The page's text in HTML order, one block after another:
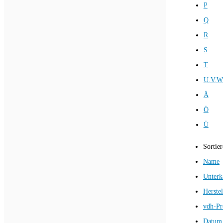
P
Q
R
S
T
Ä
Ö
Ü
Name
vdh-
Datum